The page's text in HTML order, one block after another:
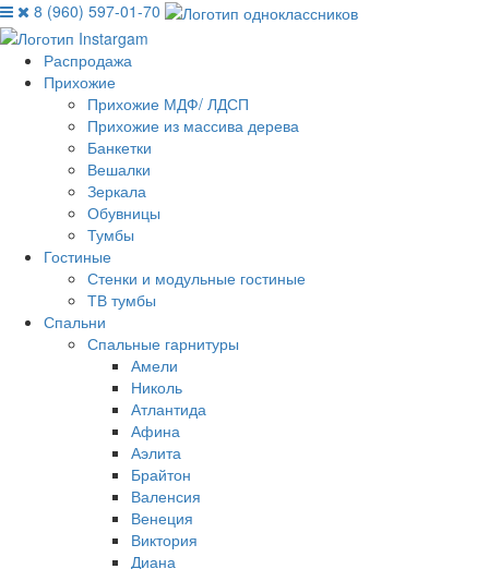
8 (960) 597-01-70
Распродажа
Прихожие
Прихожие МДФ/ ЛДСП
Прихожие из массива дерева
Банкетки
Вешалки
Зеркала
Обувницы
Тумбы
Гостиные
Стенки и модульные гостиные
ТВ тумбы
Спальни
Спальные гарнитуры
Амели
Николь
Атлантида
Афина
Аэлита
Брайтон
Валенсия
Венеция
Виктория
Диана